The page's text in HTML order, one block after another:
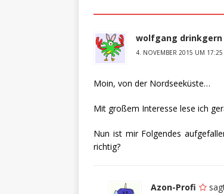
wolfgang drinkgern
4. NOVEMBER 2015 UM
Moin, von der Nordseeküste…
Mit großem Interesse lese ich
Nun ist mir Folgendes
richtig?
Azon-Profi